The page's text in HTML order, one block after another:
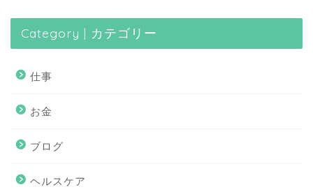
Category | カテゴリー
仕事
お金
ブログ
ヘルスケア